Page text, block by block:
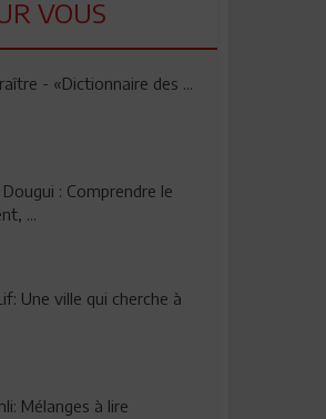
VOUS
- «Dictionnaire des ...
: Comprendre le
...
Une ville qui cherche à
Mélanges à lire